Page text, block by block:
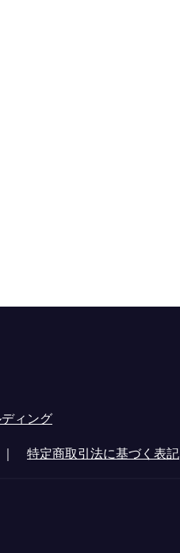
ィング
特定商取引法に基づく表記